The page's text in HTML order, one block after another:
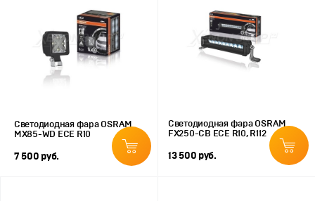
Светодиодная фара OSRAM
MX85-WD ECE R10
7 500 руб.
Светодиодная фара OSRAM
FX250-CB ECE R10, R112
13 500 руб.